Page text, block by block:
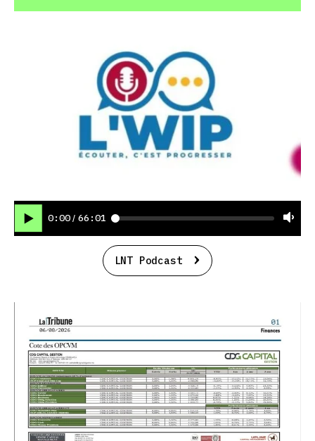
0:00 / 66:01
LNT Podcast